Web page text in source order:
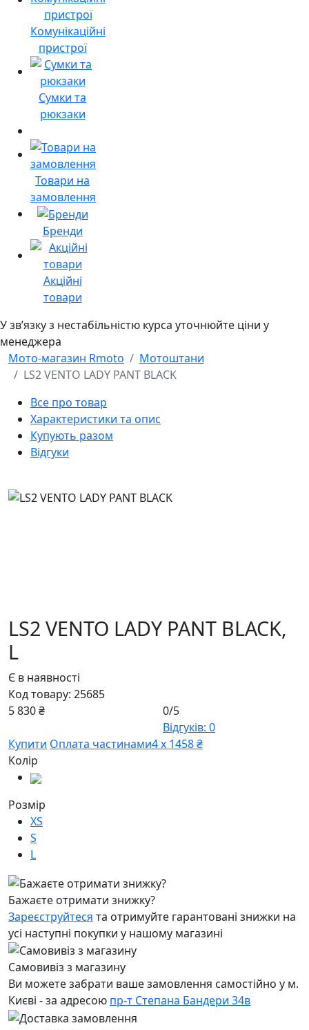
Комунікаційні
пристрої
Сумки та
рюкзаки
Товари на
замовлення
Бренди
Акційні
товари
У звʼязку з нестабільністю курса уточнюйте ціни у
менеджера
Мото-магазин Rmoto
Мотоштани
LS2 VENTO LADY PANT BLACK
Все про товар
Характеристики та опис
Купують разом
Відгуки
LS2 VENTO LADY PANT BLACK,
L
Є в наявності
Код товару: 25685
5 830 ₴
0/5
Відгуків: 0
Купити Оплата частинами4 х 1458 ₴
Колір
Розмір
XS
S
L
Бажаєте отримати знижку?
Зареєструйтеся та отримуйте гарантовані знижки на
усі наступні покупки у нашому магазині
Самовивіз з магазину
Ви можете забрати ваше замовлення самостійно у м.
Києві - за адресою пр-т Степана Бандери 34в